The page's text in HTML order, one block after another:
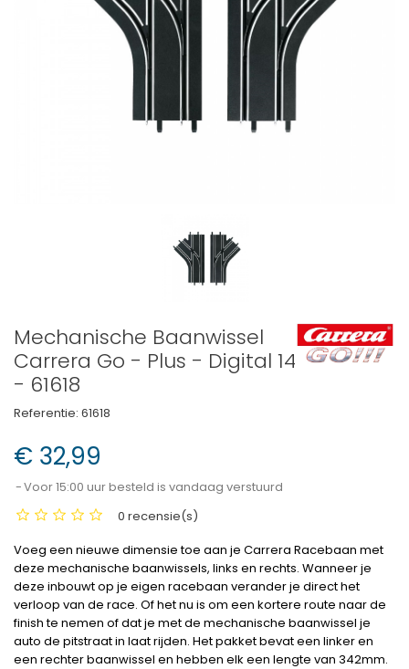
Mechanische Baanwissel
Carrera Go - Plus - Digital 143
- 61618
Referentie: 61618
€ 32,99
Voor 15:00 uur besteld is vandaag verstuurd
0 recensie(s)
Voeg een nieuwe dimensie toe aan je Carrera Racebaan met
deze mechanische baanwissels, links en rechts. Wanneer je
deze inbouwt op je eigen racebaan verander je direct het
verloop van de race. Of het nu is om een kortere route naar de
finish te nemen of dat je met de mechanische baanwissel je
auto de pitstraat in laat rijden. Het pakket bevat een linker en
een rechter baanwissel en hebben elk een lengte van 342mm.